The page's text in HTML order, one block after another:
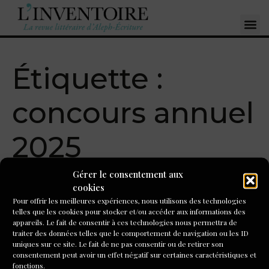
Gérer le consentement aux
cookies
Pour offrir les meilleures expériences, nous utilisons des technologies
telles que les cookies pour stocker et/ou accéder aux informations des
appareils. Le fait de consentir à ces technologies nous permettra de
traiter des données telles que le comportement de navigation ou les ID
uniques sur ce site. Le fait de ne pas consentir ou de retirer son
consentement peut avoir un effet négatif sur certaines caractéristiques et
fonctions.
Étiquette :
concours annuel
2025
Concours de nouvelles de
la revue Rue Saint
Ambroise jusqu’au 15
mars